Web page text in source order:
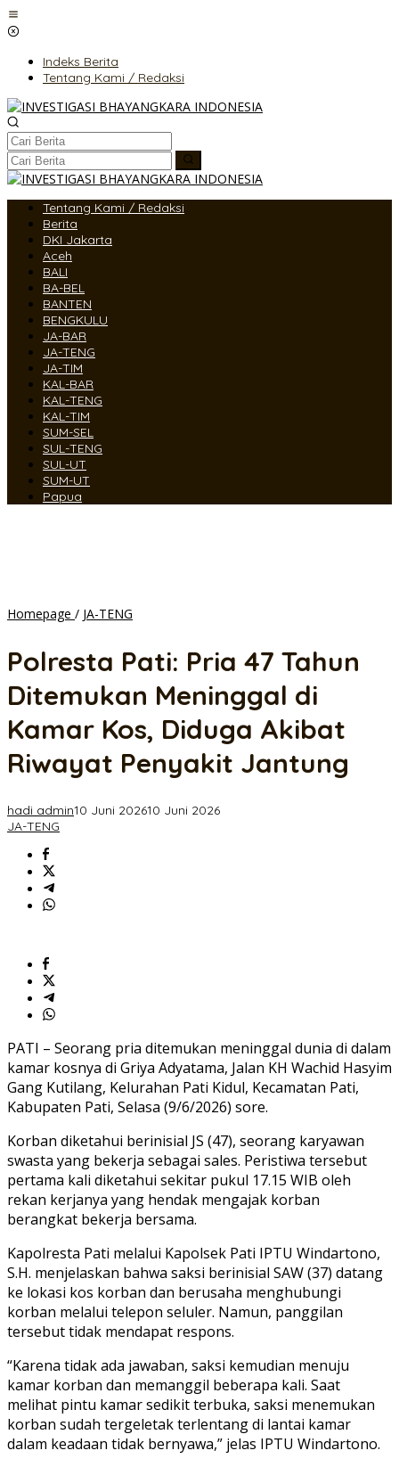
Lewati
ke
Indeks Berita
Tentang Kami / Redaksi
Tentang Kami / Redaksi
Berita
DKI Jakarta
Aceh
BALI
BA-BEL
BANTEN
BENGKULU
JA-BAR
JA-TENG
JA-TIM
KAL-BAR
KAL-TENG
KAL-TIM
SUM-SEL
SUL-TENG
SUL-UT
SUM-UT
Papua
Homepage / JA-TENG
47
Ditemukan
di
Kamar
Kos,
Diduga
Riwayat
Polresta Pati: Pria 47 Tahun
Ditemukan Meninggal di
Kamar Kos, Diduga Akibat
Riwayat Penyakit Jantung
hadi admin10 Juni 202610 Juni 2026
JA-TENG
PATI – Seorang pria ditemukan meninggal dunia di dalam
kamar kosnya di Griya Adyatama, Jalan KH Wachid Hasyim
Gang Kutilang, Kelurahan Pati Kidul, Kecamatan Pati,
Kabupaten Pati, Selasa (9/6/2026) sore.
Korban diketahui berinisial JS (47), seorang karyawan
swasta yang bekerja sebagai sales. Peristiwa tersebut
pertama kali diketahui sekitar pukul 17.15 WIB oleh
rekan kerjanya yang hendak mengajak korban
berangkat bekerja bersama.
Kapolresta Pati melalui Kapolsek Pati IPTU Windartono,
S.H. menjelaskan bahwa saksi berinisial SAW (37) datang
ke lokasi kos korban dan berusaha menghubungi
korban melalui telepon seluler. Namun, panggilan
tersebut tidak mendapat respons.
“Karena tidak ada jawaban, saksi kemudian menuju
kamar korban dan memanggil beberapa kali. Saat
melihat pintu kamar sedikit terbuka, saksi menemukan
korban sudah tergeletak terlentang di lantai kamar
dalam keadaan tidak bernyawa,” jelas IPTU Windartono.